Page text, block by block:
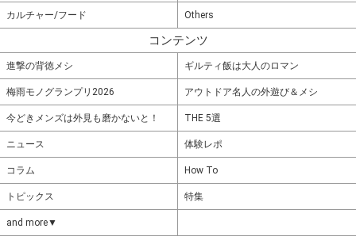
カルチャー/フード Others
コンテンツ
進撃の背徳メシ ギルティ飯は大人のロマン
梅雨モノグランプリ2026 アウトドア名人の外遊び＆メシ
今どきメンズは外見も磨かないと！ THE 5選
ニュース 体験レポ
コラム How To
トピックス 特集
and more▼